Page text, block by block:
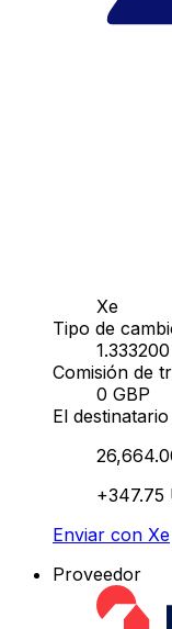
Xe
Tipo de
1.333200
Comisión de
0 GBP
El
+347.75
Enviar con Xe
Proveedor